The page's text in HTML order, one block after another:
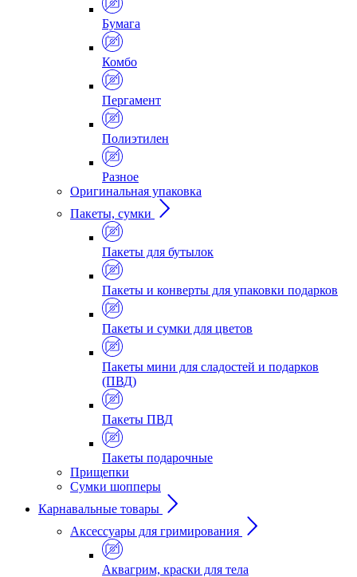
Бумага
Комбо
Пергамент
Полиэтилен
Разное
Оригинальная упаковка
Пакеты, сумки
Пакеты для бутылок
Пакеты и конверты для упаковки подарков
Пакеты и сумки для цветов
Пакеты мини для сладостей и подарков
(ПВД)
Пакеты ПВД
Пакеты подарочные
Прищепки
Сумки шопперы
Карнавальные товары
Аксессуары для гримирования
Аквагрим, краски для тела